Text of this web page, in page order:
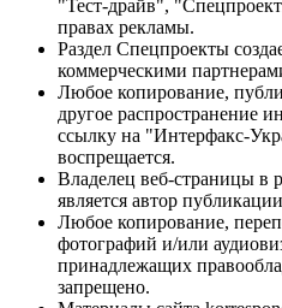
"Тест-драйв",
правах рекламы.
Раздел Спецпроекты
коммерческими
Любое копирование,
другое распространение
ссылку на "Интерфакс-
воспрещается.
Владелец веб-страницы в
является автор
Любое копирование,
фотографий и/или
принадлежащих
запрещено.